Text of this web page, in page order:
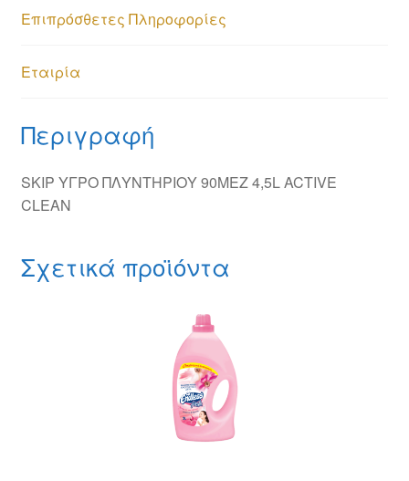
Επιπρόσθετες Πληροφορίες
Εταιρία
Περιγραφή
SKIP ΥΓΡΟ ΠΛΥΝΤΗΡΙΟΥ 90ΜΕΖ 4,5L ACTIVE
CLEAN
Σχετικά προϊόντα